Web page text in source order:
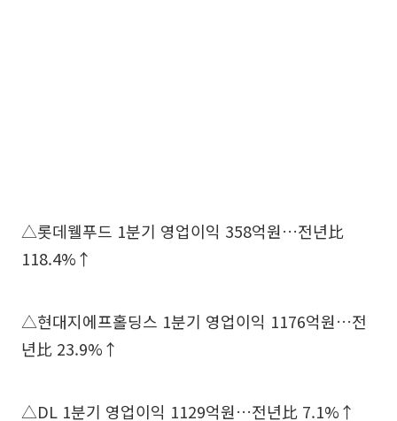
△롯데웰푸드 1분기 영업이익 358억원…전년比
118.4%↑
△현대지에프홀딩스 1분기 영업이익 1176억원…전
년比 23.9%↑
△DL 1분기 영업이익 1129억원…전년比 7.1%↑